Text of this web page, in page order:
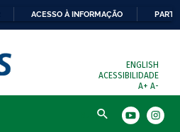
ACESSO À INFORMAÇÃO
ENGLISH
ACESSIBILIDADE
A+ A-
Busca